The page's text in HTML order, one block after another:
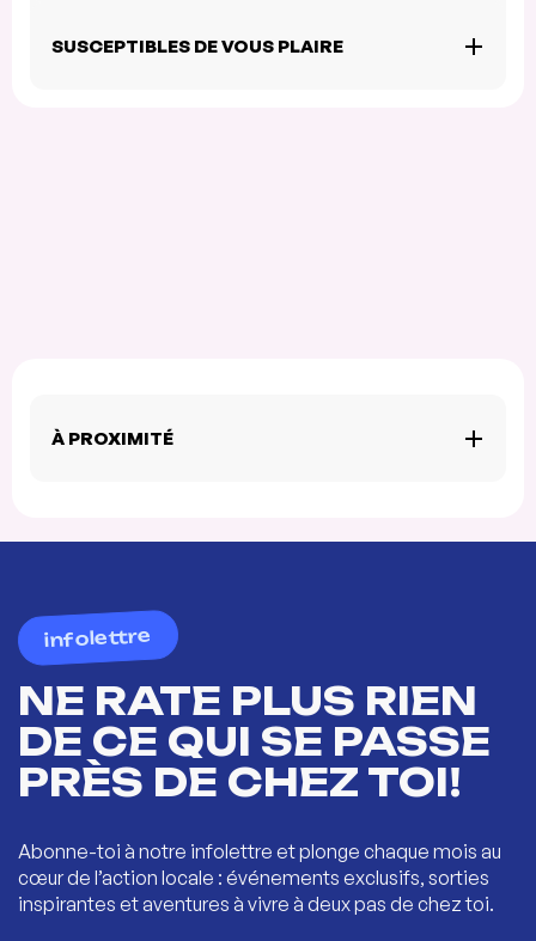
SUSCEPTIBLES DE VOUS PLAIRE
À PROXIMITÉ
infolettre
NE RATE PLUS RIEN
DE CE QUI SE PASSE
PRÈS DE CHEZ TOI!
Abonne-toi à notre infolettre et plonge chaque mois au
cœur de l’action locale : événements exclusifs, sorties
inspirantes et aventures à vivre à deux pas de chez toi.